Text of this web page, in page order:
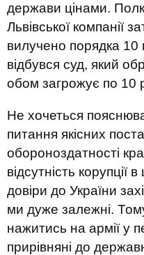
держави цінами.
Львівської компанії
вилучено порядка 10
відбувся суд, який
обом загрожує по 10
Не хочеться
питання якісних
обороноздатності
відсутність корупції
довіри до України
ми дуже залежні.
нажитись на армії у
прирівняні до